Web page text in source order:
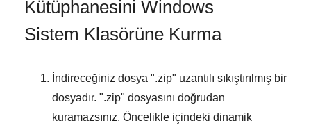
Kütüphanesini Windows
Sistem Klasörüne Kurma
İndireceğiniz dosya ".zip" uzantılı sıkıştırılmış bir
dosyadır. ".zip" dosyasını doğrudan
kuramazsınız. Öncelikle içindeki dinamik